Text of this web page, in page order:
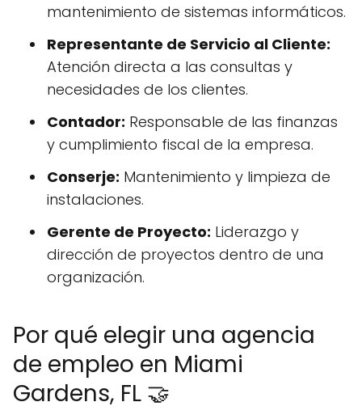
mantenimiento de sistemas informáticos.
Representante de Servicio al Cliente:
Atención directa a las consultas y
necesidades de los clientes.
Contador: Responsable de las finanzas
y cumplimiento fiscal de la empresa.
Conserje: Mantenimiento y limpieza de
instalaciones.
Gerente de Proyecto: Liderazgo y
dirección de proyectos dentro de una
organización.
Por qué elegir una agencia
de empleo en Miami
Gardens, FL 🤝